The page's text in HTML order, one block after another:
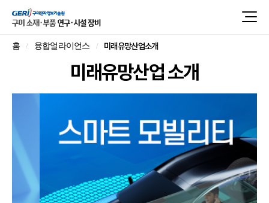
홈 융합얼라이언스 미래유망산업소개
미래유망산업 소개